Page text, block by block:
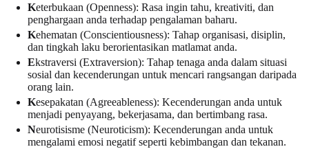
Keterbukaan (Openness): Rasa ingin tahu, kreativiti, dan
penghargaan anda terhadap pengalaman baharu.
Kehematan (Conscientiousness): Tahap organisasi, disiplin,
dan tingkah laku berorientasikan matlamat anda.
Ekstraversi (Extraversion): Tahap tenaga anda dalam situasi
sosial dan kecenderungan untuk mencari rangsangan daripada
orang lain.
Kesepakatan (Agreeableness): Kecenderungan anda untuk
menjadi penyayang, bekerjasama, dan bertimbang rasa.
Neurotisisme (Neuroticism): Kecenderungan anda untuk
mengalami emosi negatif seperti kebimbangan dan tekanan.